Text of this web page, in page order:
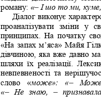
роману: «– І шо то ми,
Діалог виконує
проаналізувати  зміни  у
принципах.  На  початку
«На запах м’яса» Майя
дівчиною, яка вже давно
шляхи  їх  реалізації.
невпевненості  та
слово  «може»:  « –
«– Не  знаю,